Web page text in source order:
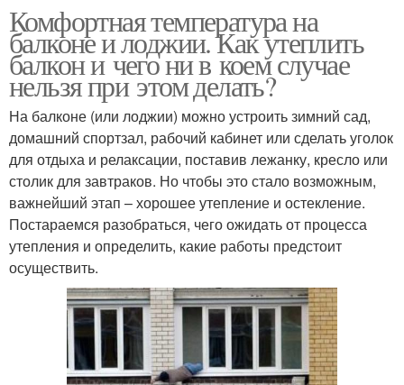
Комфортная температура на
балконе и лоджии. Как утеплить
балкон и чего ни в коем случае
нельзя при этом делать?
На балконе (или лоджии) можно устроить зимний сад,
домашний спортзал, рабочий кабинет или сделать уголок
для отдыха и релаксации, поставив лежанку, кресло или
столик для завтраков. Но чтобы это стало возможным,
важнейший этап – хорошее утепление и остекление.
Постараемся разобраться, чего ожидать от процесса
утепления и определить, какие работы предстоит
осуществить.